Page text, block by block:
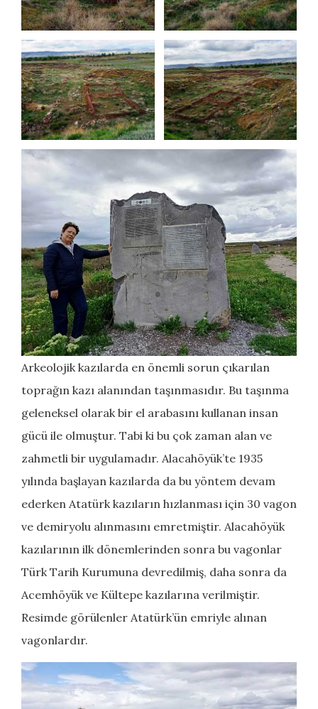
Arkeolojik kazılarda en önemli sorun çıkarılan
toprağın kazı alanından taşınmasıdır. Bu taşınma
geleneksel olarak bir el arabasını kullanan insan
gücü ile olmuştur. Tabi ki bu çok zaman alan ve
zahmetli bir uygulamadır. Alacahöyük’te 1935
yılında başlayan kazılarda da bu yöntem devam
ederken Atatürk kazıların hızlanması için 30 vagon
ve demiryolu alınmasını emretmiştir. Alacahöyük
kazılarının ilk dönemlerinden sonra bu vagonlar
Türk Tarih Kurumuna devredilmiş, daha sonra da
Acemhöyük ve Kültepe kazılarına verilmiştir.
Resimde görülenler Atatürk’ün emriyle alınan
vagonlardır.